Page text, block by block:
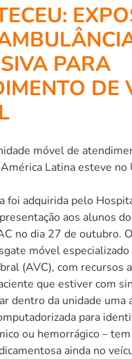
PARA
DE
móvel de
Latina esteve no
foi adquirida pelo
aos alunos
no dia 27 de outubro.
móvel
(AVC), com recursos
que estiver com
dentro da unidade uma
para
ou hemorrágico –
ainda no